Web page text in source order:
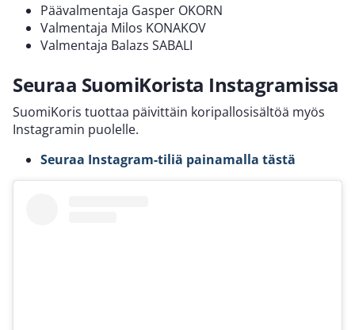
Päävalmentaja Gasper OKORN
Valmentaja Milos KONAKOV
Valmentaja Balazs SABALI
Seuraa SuomiKorista Instagramissa
SuomiKoris tuottaa päivittäin koripallosisältöä myös
Instagramin puolelle.
Seuraa Instagram-tiliä painamalla tästä